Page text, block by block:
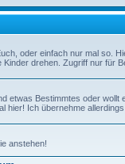
oder einfach nur mal so.
drehen. Zugriff nur für
etwas Bestimmtes oder wollt
hier! Ich übernehme
anstehen!